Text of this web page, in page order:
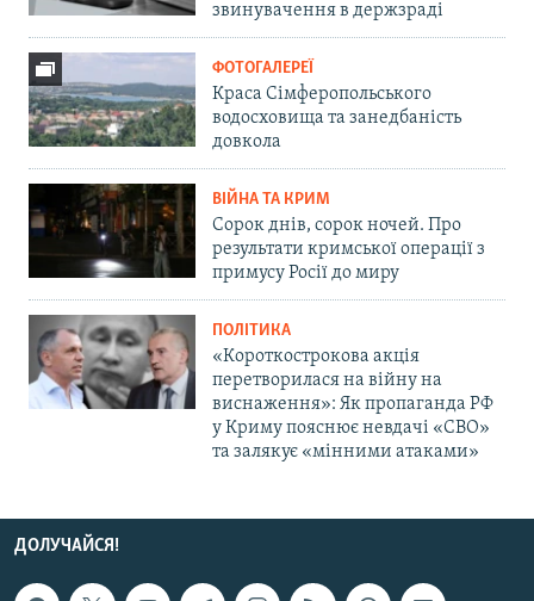
звинувачення в держзраді
ФОТОГАЛЕРЕЇ
Краса Сімферопольського
водосховища та занедбаність
довкола
ВІЙНА ТА КРИМ
Сорок днів, сорок ночей. Про
результати кримської операції з
примусу Росії до миру
ПОЛІТИКА
«Короткострокова акція
перетворилася на війну на
виснаження»: Як пропаганда РФ
у Криму пояснює невдачі «СВО»
та залякує «мінними атаками»
ДОЛУЧАЙСЯ!